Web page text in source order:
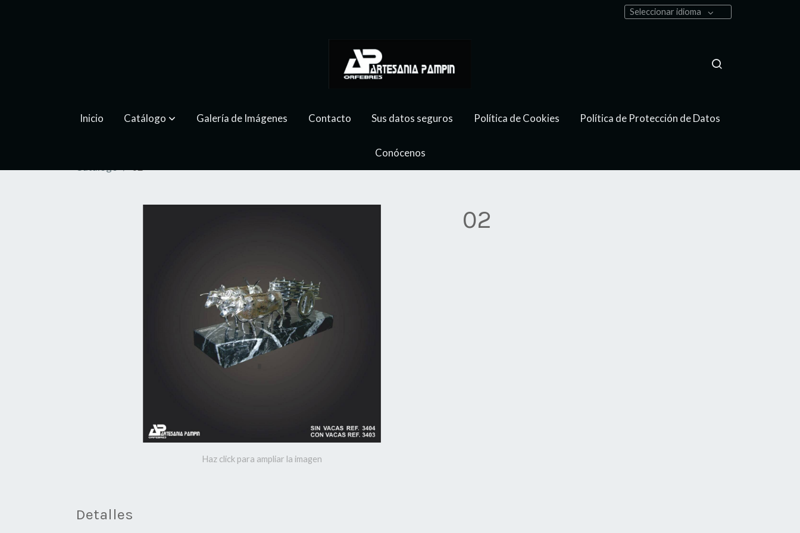
Seleccionar idioma
Inicio Catálogo Galería de Imágenes Contacto Sus datos seguros Política de Cookies Política de Protección de Datos
Conócenos
Catálogo
02
Haz click para ampliar la imagen
Detalles
02